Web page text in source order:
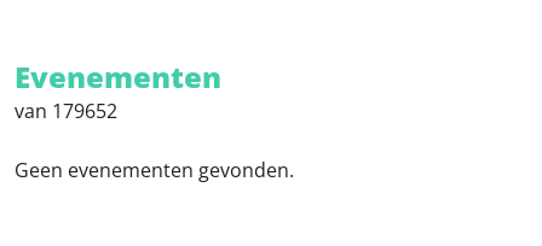
Evenementen
van 179652
Geen evenementen gevonden.